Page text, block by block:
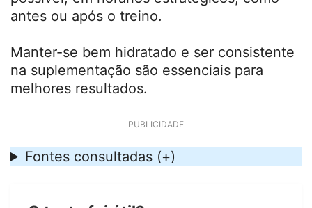
Essas marcas são reconhecidas pela
qualidade e oferecem praticidade,
controlar a dose com precisão.
creatina em cápsulas
Praticidade: As cápsulas são fáceis de